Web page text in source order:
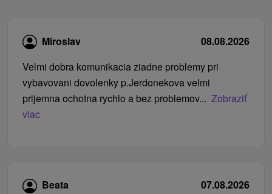
Miroslav
08.08.2026
Velmi dobra komunikacia ziadne problemy pri
vybavovani dovolenky p.Jerdonekova velmi
prijemna ochotna rychlo a bez problemov... Zobraziť
viac
Beata
07.08.2026